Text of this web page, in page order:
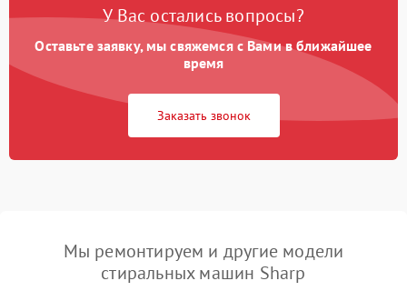
У Вас остались вопросы?
Оставьте заявку, мы свяжемся с Вами в ближайшее
время
Заказать звонок
Мы ремонтируем и другие модели
стиральных машин Sharp